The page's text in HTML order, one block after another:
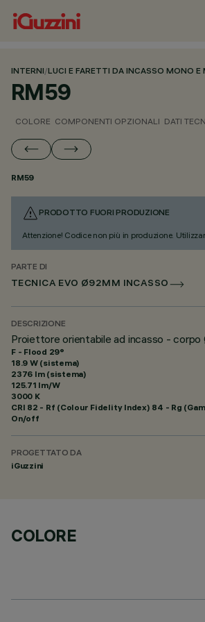
INTERNI/LUCI E FARETTI DA INCASSO MONO E
RM59
COLORE COMPONENTI OPZIONALI DATI
RM59
PRODOTTO FUORI PRODUZIONE
Attenzione! Codice non più in produzione.
PARTE DI
TECNICA EVO Ø92MM INCASSO
DESCRIZIONE
Proiettore orientabile ad incasso -
F - Flood 29°
18.9 W (sistema)
2376 lm (sistema)
125.71 lm/W
3000 K
CRI 82 - Rf (Colour Fidelity Index) 84 - Rg
On/off
PROGETTATO DA
iGuzzini
COLORE